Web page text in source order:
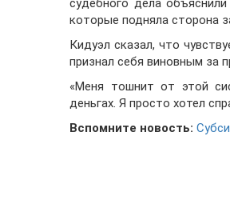
судебного дела
которые подняла сторона
Кидуэл сказал, что
признал себя виновным за
«Меня тошнит от этой
деньгах. Я просто хотел
Вспомните новость: